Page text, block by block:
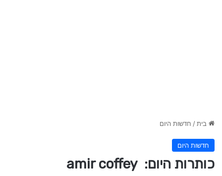
בית/ חדשות היום
חדשות היום
כותרות היום: amir coffey